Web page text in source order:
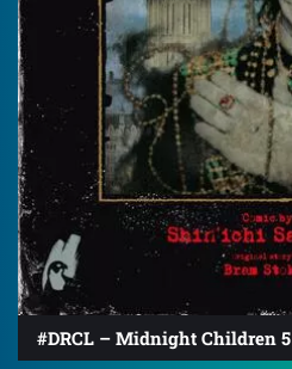
#DRCL – Midnight Children 5